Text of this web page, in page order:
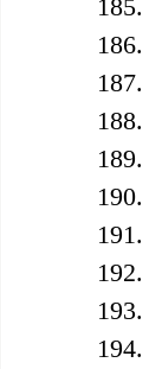
185.
186.
187.
188.
189.
190.
191.
192.
193.
194.